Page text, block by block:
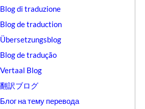
Blog di traduzione
Blog de traduction
Übersetzungsblog
Blog de tradução
Vertaal Blog
翻訳ブログ
Блог на тему перевода